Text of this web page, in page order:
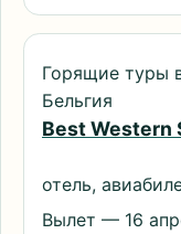
Горящие туры
Бельгия
Best Western
отель,
Вылет — 16